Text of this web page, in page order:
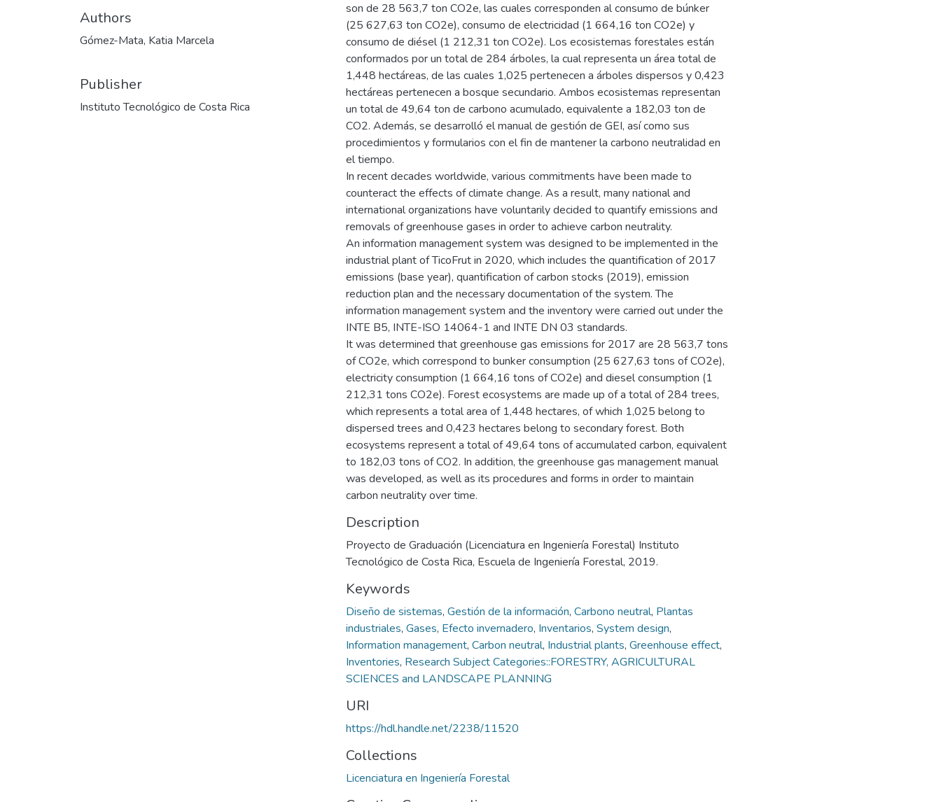
Authors
Gómez-Mata, Katia Marcela
Publisher
Instituto Tecnológico de Costa Rica
son de 28 563,7 ton CO2e, las cuales corresponden al consumo de búnker
(25 627,63 ton CO2e), consumo de electricidad (1 664,16 ton CO2e) y
consumo de diésel (1 212,31 ton CO2e). Los ecosistemas forestales están
conformados por un total de 284 árboles, la cual representa un área total de
1,448 hectáreas, de las cuales 1,025 pertenecen a árboles dispersos y 0,423
hectáreas pertenecen a bosque secundario. Ambos ecosistemas representan
un total de 49,64 ton de carbono acumulado, equivalente a 182,03 ton de
CO2. Además, se desarrolló el manual de gestión de GEI, así como sus
procedimientos y formularios con el fin de mantener la carbono neutralidad en
el tiempo.
In recent decades worldwide, various commitments have been made to
counteract the effects of climate change. As a result, many national and
international organizations have voluntarily decided to quantify emissions and
removals of greenhouse gases in order to achieve carbon neutrality.
An information management system was designed to be implemented in the
industrial plant of TicoFrut in 2020, which includes the quantification of 2017
emissions (base year), quantification of carbon stocks (2019), emission
reduction plan and the necessary documentation of the system. The
information management system and the inventory were carried out under the
INTE B5, INTE-ISO 14064-1 and INTE DN 03 standards.
It was determined that greenhouse gas emissions for 2017 are 28 563,7 tons
of CO2e, which correspond to bunker consumption (25 627,63 tons of CO2e),
electricity consumption (1 664,16 tons of CO2e) and diesel consumption (1
212,31 tons CO2e). Forest ecosystems are made up of a total of 284 trees,
which represents a total area of 1,448 hectares, of which 1,025 belong to
dispersed trees and 0,423 hectares belong to secondary forest. Both
ecosystems represent a total of 49,64 tons of accumulated carbon, equivalent
to 182,03 tons of CO2. In addition, the greenhouse gas management manual
was developed, as well as its procedures and forms in order to maintain
carbon neutrality over time.
Description
Proyecto de Graduación (Licenciatura en Ingeniería Forestal) Instituto
Tecnológico de Costa Rica, Escuela de Ingeniería Forestal, 2019.
Keywords
Diseño de sistemas, Gestión de la información, Carbono neutral, Plantas
industriales, Gases, Efecto invernadero, Inventarios, System design,
Information management, Carbon neutral, Industrial plants, Greenhouse effect,
Inventories, Research Subject Categories::FORESTRY, AGRICULTURAL
SCIENCES and LANDSCAPE PLANNING
URI
https://hdl.handle.net/2238/11520
Collections
Licenciatura en Ingeniería Forestal